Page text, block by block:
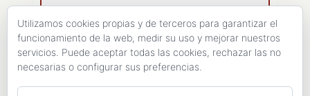
[recaptcha]
Utilizamos cookies propias y de terceros para garantizar el
funcionamiento de la web, medir su uso y mejorar nuestros
servicios. Puede aceptar todas las cookies, rechazar las no
necesarias o configurar sus preferencias.